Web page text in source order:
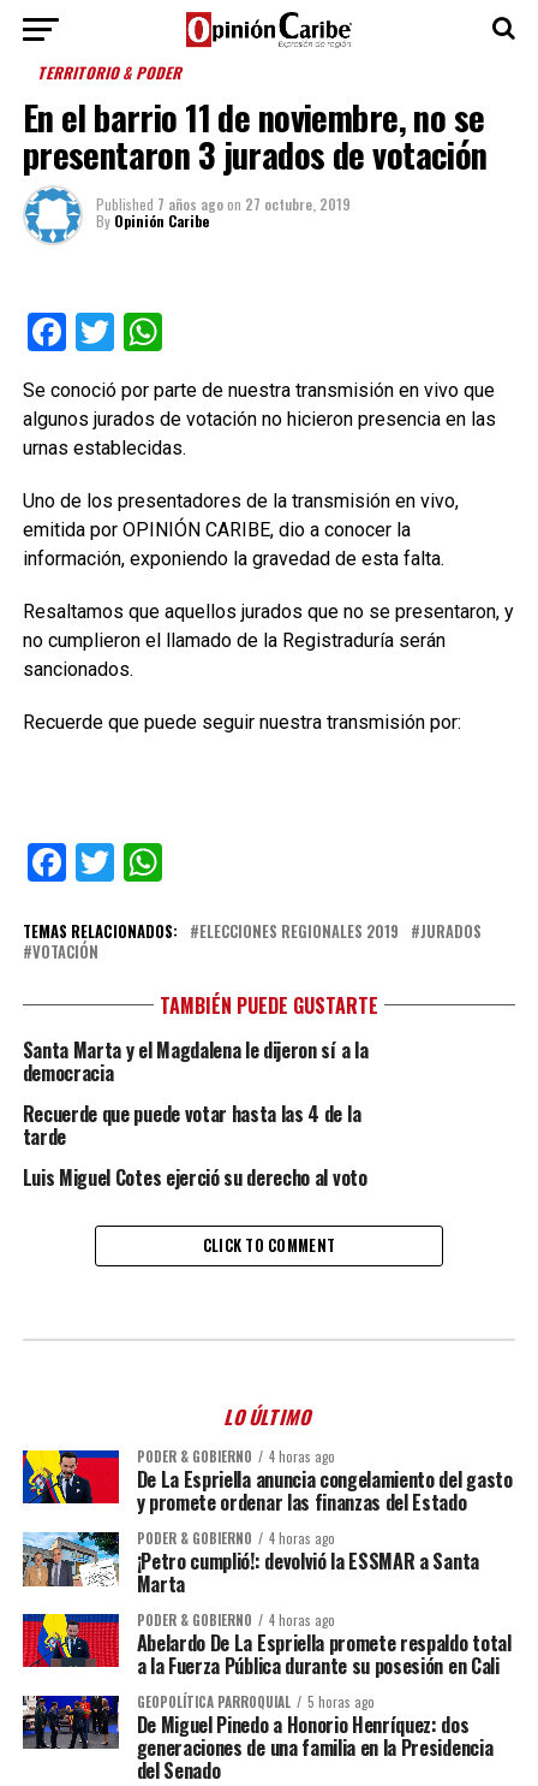
TERRITORIO & PODER
En el barrio 11 de noviembre, no se
presentaron 3 jurados de votación
Published 7 años agoon 27 octubre, 2019
By Opinión Caribe
Facebook
TwitterWhatsApp
Se conoció por parte de nuestra transmisión en vivo que
algunos jurados de votación no hicieron presencia en las
urnas establecidas.
Uno de los presentadores de la transmisión en vivo,
emitida por OPINIÓN CARIBE, dio a conocer la
información, exponiendo la gravedad de esta falta.
Resaltamos que aquellos jurados que no se presentaron, y
no cumplieron el llamado de la Registraduría serán
sancionados.
Recuerde que puede seguir nuestra transmisión por:
Facebook
TwitterWhatsApp
TEMAS RELACIONADOS: ELECCIONES REGIONALES 2019
JURADOS
VOTACIÓN
TAMBIÉN PUEDE GUSTARTE
Santa Marta y el Magdalena le dijeron sí a la
democracia
Recuerde que puede votar hasta las 4 de la
tarde
Luis Miguel Cotes ejerció su derecho al voto
CLICK TO COMMENT
LO ÚLTIMO
PODER & GOBIERNO 4 horas ago
De La Espriella anuncia congelamiento del gasto
y promete ordenar las finanzas del Estado
PODER & GOBIERNO 4 horas ago
¡Petro cumplió!: devolvió la ESSMAR a Santa
Marta
PODER & GOBIERNO 4 horas ago
Abelardo De La Espriella promete respaldo total
a la Fuerza Pública durante su posesión en Cali
GEOPOLÍTICA PARROQUIAL 5 horas ago
De Miguel Pinedo a Honorio Henríquez: dos
generaciones de una familia en la Presidencia
del Senado